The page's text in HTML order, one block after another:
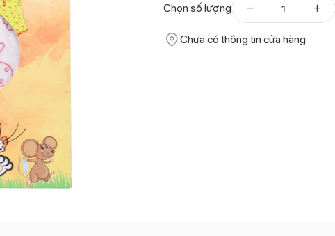
Chọn số lượng
Chưa có thông tin cửa hàng.